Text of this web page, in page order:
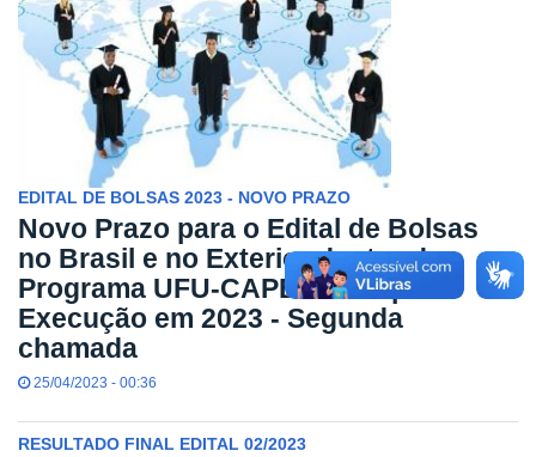
EDITAL DE BOLSAS 2023 - NOVO PRAZO
Novo Prazo para o Edital de Bolsas
no Brasil e no Exterior dentro do
Programa UFU-CAPES.PrInt para
Execução em 2023 - Segunda
chamada
25/04/2023 - 00:36
RESULTADO FINAL EDITAL 02/2023